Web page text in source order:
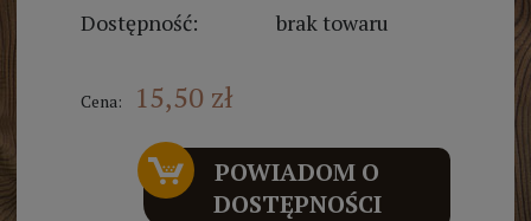
Dostępność: brak towaru
Cena: 15,50 zł
POWIADOM O
DOSTĘPNOŚCI